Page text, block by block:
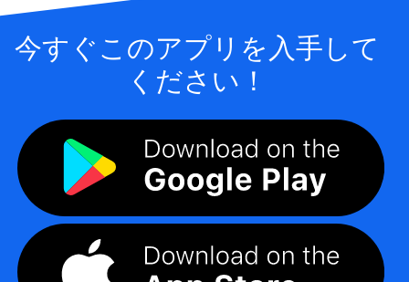
今すぐこのアプリを入手して
ください！